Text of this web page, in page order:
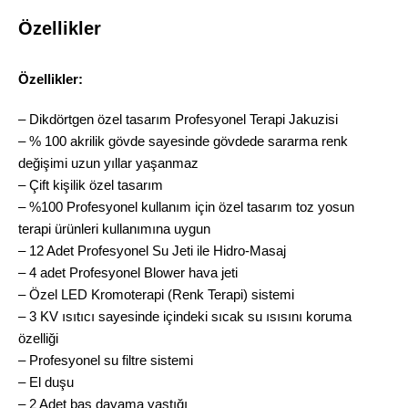
Özellikler
Özellikler:
– Dikdörtgen özel tasarım Profesyonel Terapi Jakuzisi
– % 100 akrilik gövde sayesinde gövdede sararma renk
değişimi uzun yıllar yaşanmaz
– Çift kişilik özel tasarım
– %100 Profesyonel kullanım için özel tasarım toz yosun
terapi ürünleri kullanımına uygun
– 12 Adet Profesyonel Su Jeti ile Hidro-Masaj
– 4 adet Profesyonel Blower hava jeti
– Özel LED Kromoterapi (Renk Terapi) sistemi
– 3 KV ısıtıcı sayesinde içindeki sıcak su ısısını koruma
özelliği
– Profesyonel su filtre sistemi
– El duşu
– 2 Adet baş dayama yastığı